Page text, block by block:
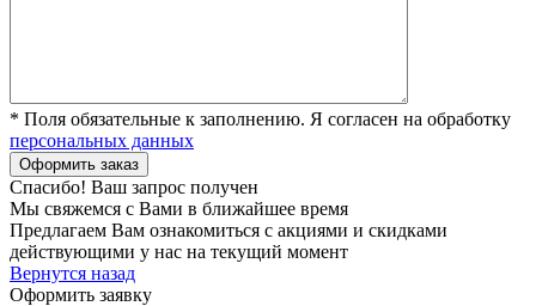
* Поля обязательные к заполнению. Я согласен на обработку
персональных данных
Спасибо! Ваш запрос получен
Мы свяжемся с Вами в ближайшее время
Предлагаем Вам ознакомиться с акциями и скидками
действующими у нас на текущий момент
Вернутся назад
Оформить заявку